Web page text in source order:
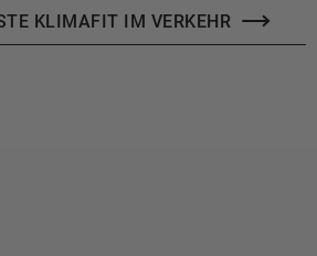
KLIMAFIT IM VERKEHR